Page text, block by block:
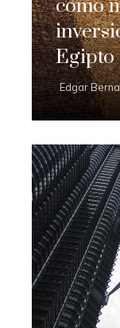
como
Egipto
Edgar